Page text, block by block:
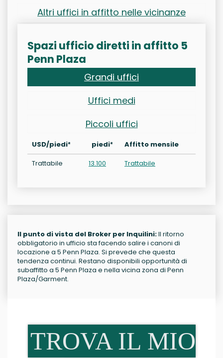
Altri uffici in affitto nelle vicinanze
Spazi ufficio diretti in affitto 5
Penn Plaza
Grandi uffici
Uffici medi
Piccoli uffici
USD/piedi² piedi²
Affitto mensile
Trattabile
13.100 Trattabile
Il punto di vista del Broker per Inquilini:Il ritorno
obbligatorio in ufficio sta facendo salire i canoni di
locazione a 5 Penn Plaza. Si prevede che questa
tendenza continui. Restano disponibili opportunità di
subaffitto a 5 Penn Plaza e nella vicina zona di Penn
Plaza/Garment.
TROVA IL MIO